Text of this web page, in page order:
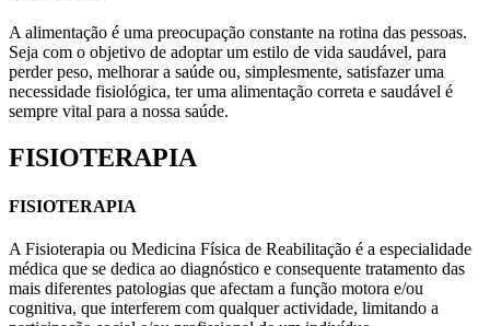
A alimentação é uma preocupação constante na rotina das pessoas.
Seja com o objetivo de adoptar um estilo de vida saudável, para
perder peso, melhorar a saúde ou, simplesmente, satisfazer uma
necessidade fisiológica, ter uma alimentação correta e saudável é
sempre vital para a nossa saúde.
FISIOTERAPIA
FISIOTERAPIA
A Fisioterapia ou Medicina Física de Reabilitação é a especialidade
médica que se dedica ao diagnóstico e consequente tratamento das
mais diferentes patologias que afectam a função motora e/ou
cognitiva, que interferem com qualquer actividade, limitando a